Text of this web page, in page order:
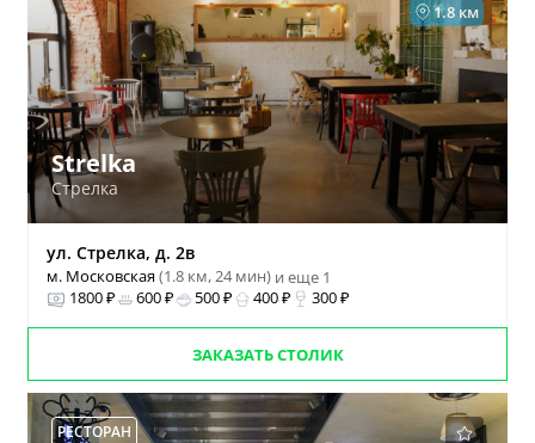
1.8 км
Strelka
Стрелка
ул. Стрелка, д. 2в
м. Московская(1.8 км, 24 мин) и еще 1
1800 ₽
600 ₽ 500 ₽ 400 ₽ 300 ₽
ЗАКАЗАТЬ СТОЛИК
РЕСТОРАН